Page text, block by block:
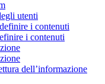
utenti
i contenuti
i contenuti
dell’informazione